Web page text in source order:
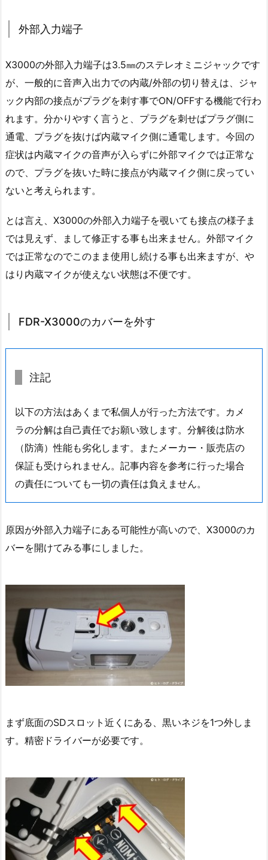
外部入力端子
X3000の外部入力端子は3.5㎜のステレオミニジャックです
が、一般的に音声入出力での内蔵/外部の切り替えは、ジャ
ック内部の接点がプラグを刺す事でON/OFFする機能で行わ
れます。分かりやすく言うと、プラグを刺せばプラグ側に
通電、プラグを抜けば内蔵マイク側に通電します。今回の
症状は内蔵マイクの音声が入らずに外部マイクでは正常な
ので、プラグを抜いた時に接点が内蔵マイク側に戻ってい
ないと考えられます。
とは言え、X3000の外部入力端子を覗いても接点の様子ま
では見えず、まして修正する事も出来ません。外部マイク
では正常なのでこのまま使用し続ける事も出来ますが、や
はり内蔵マイクが使えない状態は不便です。
FDR-X3000のカバーを外す
注記
以下の方法はあくまで私個人が行った方法です。カメ
ラの分解は自己責任でお願い致します。分解後は防水
（防滴）性能も劣化します。またメーカー・販売店の
保証も受けられません。記事内容を参考に行った場合
の責任についても一切の責任は負えません。
原因が外部入力端子にある可能性が高いので、X3000のカ
バーを開けてみる事にしました。
まず底面のSDスロット近くにある、黒いネジを1つ外しま
す。精密ドライバーが必要です。